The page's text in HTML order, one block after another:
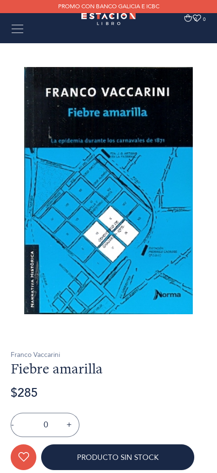
PROMO CON BANCO GALICIA E ICBC
0 0
Franco Vaccarini
Fiebre amarilla
$285
- +
PRODUCTO SIN STOCK